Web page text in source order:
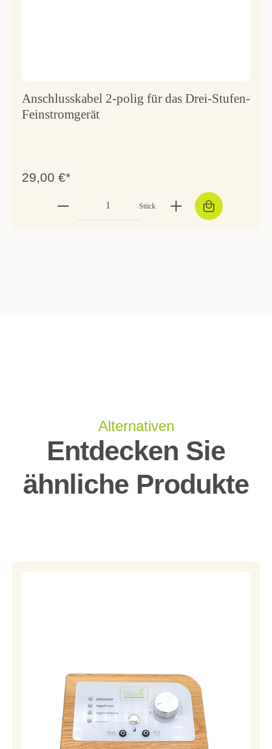
Anschlusskabel 2-polig für das Drei-Stufen-
Feinstromgerät
29,00 €*
Stück
Alternativen
Entdecken Sie
ähnliche Produkte